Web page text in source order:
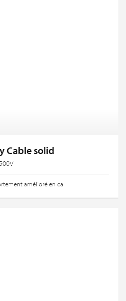
Cable solid
amélioré en ca